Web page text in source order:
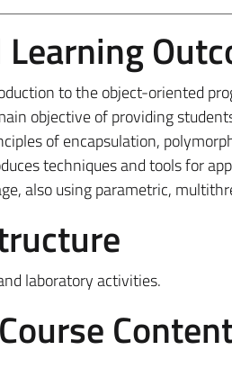
Learning
to the object-oriented
objective of providing
of encapsulation,
techniques and tools for
also using parametric,
laboratory activities.